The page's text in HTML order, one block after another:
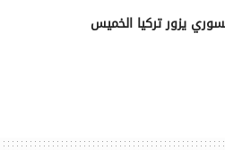
يزور تركيا الخميس